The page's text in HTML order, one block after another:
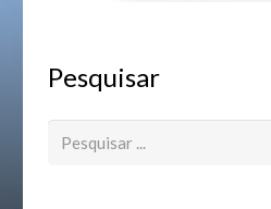
Pesquisar